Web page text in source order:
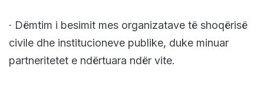
· Dëmtim i besimit mes organizatave të shoqërisë
civile dhe institucioneve publike, duke minuar
partneritetet e ndërtuara ndër vite.